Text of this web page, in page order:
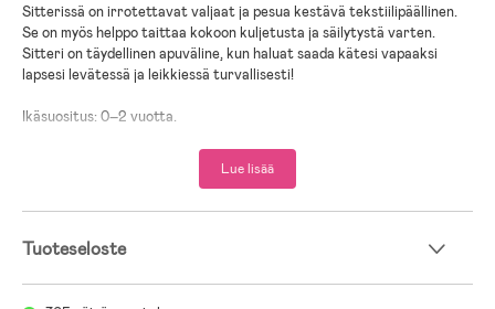
Sitterissä on irrotettavat valjaat ja pesua kestävä tekstiilipäällinen.
Se on myös helppo taittaa kokoon kuljetusta ja säilytystä varten.
Sitteri on täydellinen apuväline, kun haluat saada kätesi vapaaksi
lapsesi levätessä ja leikkiessä turvallisesti!
Ikäsuositus: 0–2 vuotta.
Nojatuolin enimmäiskuormitus: 13 kg
Taitettuna: K11 x P89 x L39 cm
Lue lisää
Tuoteseloste